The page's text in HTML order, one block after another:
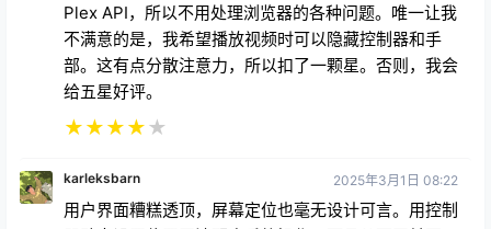
Plex API，所以不用处理浏览器的各种问题。唯一让我
不满意的是，我希望播放视频时可以隐藏控制器和手
部。这有点分散注意力，所以扣了一颗星。否则，我会
给五星好评。
★★★★★
karleksbarn 2025年3月1日 08:22
用户界面糟糕透顶，屏幕定位也毫无设计可言。用控制